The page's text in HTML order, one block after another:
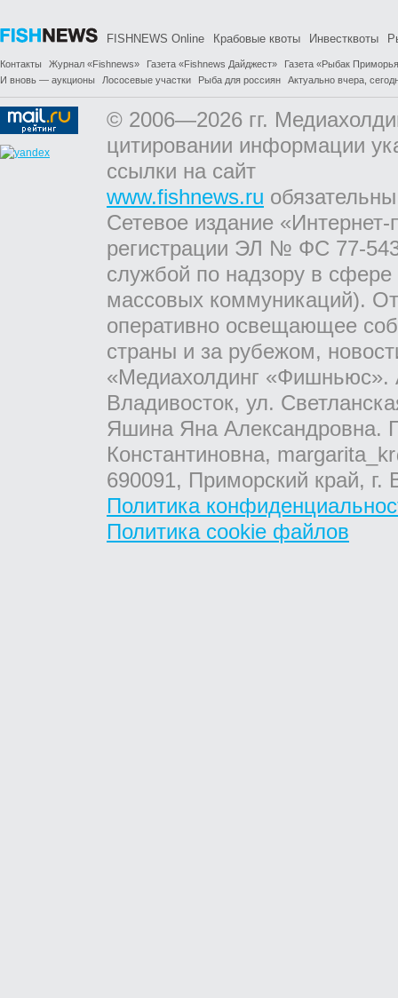
FISHNEWS Online Крабовые квоты Инвестквоты
Контакты Журнал «Fishnews» Газета «Fishnews Дайджест»
Газета «Рыбак
И вновь — аукционы
Лососевые участки Рыба для россиян Актуально вчера,
© 2006—2026 гг.
цитировании информации
ссылки на сайт
www.fishnews.ru
Сетевое издание
регистрации ЭЛ № ФС 77-
службой по надзору в
массовых коммуникаций).
оперативно освещающее
страны и за рубежом,
«Медиахолдинг «Фишньюс».
Владивосток, ул.
Яшина Яна Александровна.
Константиновна,
690091, Приморский край,
Политика
Политика cookie файлов